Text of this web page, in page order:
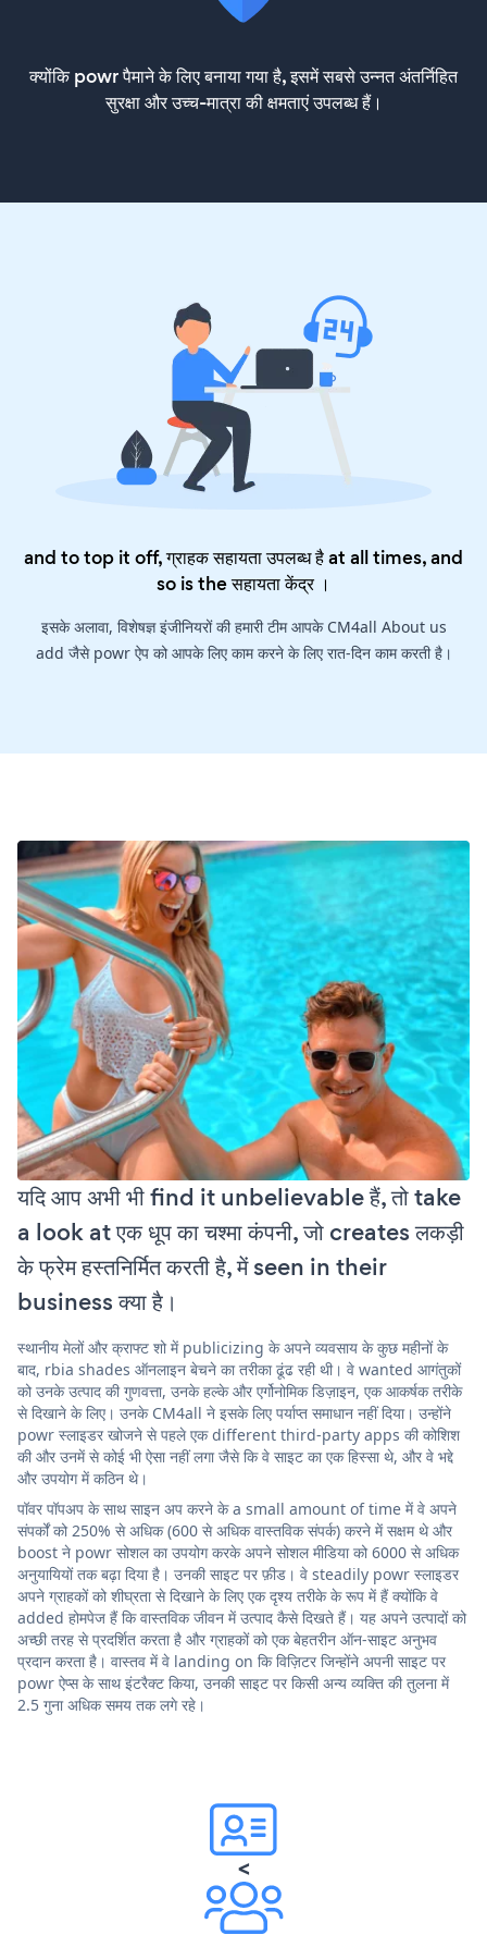
क्योंकि powr पैमाने के लिए बनाया गया है, इसमें सबसे उन्नत अंतर्निहित
सुरक्षा और उच्च-मात्रा की क्षमताएं उपलब्ध हैं।
and to top it off, ग्राहक सहायता उपलब्ध है at all times, and
so is theसहायता केंद्र।
इसके अलावा, विशेषज्ञ इंजीनियरों की हमारी टीम आपके CM4all About us
add जैसे powr ऐप को आपके लिए काम करने के लिए रात-दिन काम करती है।
यदि आप अभी भी find it unbelievable हैं, तो take
a look at एक धूप का चश्मा कंपनी, जो creates लकड़ी
के फ्रेम हस्तनिर्मित करती है, में seen in their
business क्या है।
स्थानीय मेलों और क्राफ्ट शो में publicizing के अपने व्यवसाय के कुछ महीनों के
बाद, rbia shades ऑनलाइन बेचने का तरीका ढूंढ रही थी। वे wanted आगंतुकों
को उनके उत्पाद की गुणवत्ता, उनके हल्के और एर्गोनोमिक डिज़ाइन, एक आकर्षक तरीके
से दिखाने के लिए। उनके CM4all ने इसके लिए पर्याप्त समाधान नहीं दिया। उन्होंने
powr स्लाइडर खोजने से पहले एक different third-party apps की कोशिश
की और उनमें से कोई भी ऐसा नहीं लगा जैसे कि वे साइट का एक हिस्सा थे, और वे भद्दे
और उपयोग में कठिन थे।
पॉवर पॉपअप के साथ साइन अप करने के a small amount of time में वे अपने
संपर्कों को 250% से अधिक (600 से अधिक वास्तविक संपर्क) करने में सक्षम थे और
boost ने powr सोशल का उपयोग करके अपने सोशल मीडिया को 6000 से अधिक
अनुयायियों तक बढ़ा दिया है। उनकी साइट पर फ़ीड। वे steadily powr स्लाइडर
अपने ग्राहकों को शीघ्रता से दिखाने के लिए एक दृश्य तरीके के रूप में हैं क्योंकि वे
added होमपेज हैं कि वास्तविक जीवन में उत्पाद कैसे दिखते हैं। यह अपने उत्पादों को
अच्छी तरह से प्रदर्शित करता है और ग्राहकों को एक बेहतरीन ऑन-साइट अनुभव
प्रदान करता है। वास्तव में वे landing on कि विज़िटर जिन्होंने अपनी साइट पर
powr ऐप्स के साथ इंटरैक्ट किया, उनकी साइट पर किसी अन्य व्यक्ति की तुलना में
2.5 गुना अधिक समय तक लगे रहे।
<